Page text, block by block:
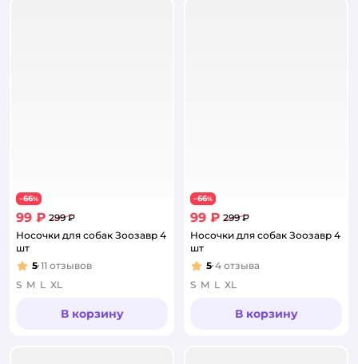
−66%
99 ₽ 299 ₽
Носочки для собак Зоозавр 4
шт
Рейтинг:
5 11 отзывов
S M L XL
В корзину
−66%
99 ₽ 299 ₽
Носочки для собак Зоозавр 4
шт
Рейтинг:
5 4 отзыва
S M L XL
В корзину